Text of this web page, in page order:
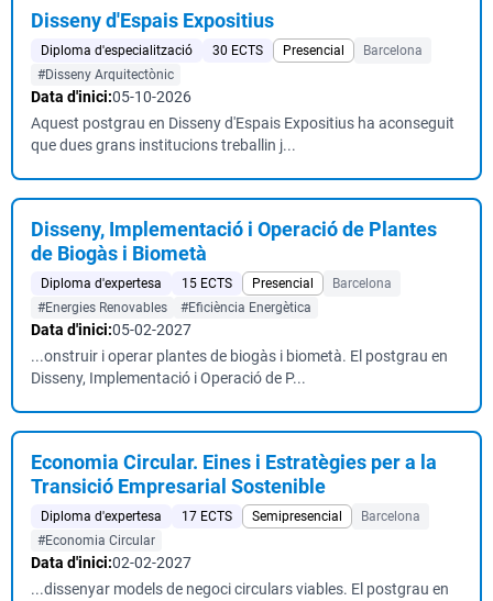
Disseny d'Espais Expositius
Diploma d'especialització 30 ECTS Presencial
Barcelona
#Disseny Arquitectònic
Data d'inici:05-10-2026
Aquest postgrau en Disseny d'Espais Expositius ha aconseguit
que dues grans institucions treballin j...
Disseny, Implementació i Operació de Plantes
de Biogàs i Biometà
Diploma d'expertesa 15 ECTS Presencial
Barcelona
#Energies Renovables
#Eficiència Energètica
Data d'inici:05-02-2027
...onstruir i operar plantes de biogàs i biometà. El postgrau en
Disseny, Implementació i Operació de P...
Economia Circular. Eines i Estratègies per a la
Transició Empresarial Sostenible
Diploma d'expertesa 17 ECTS Semipresencial
Barcelona
#Economia Circular
Data d'inici:02-02-2027
...dissenyar models de negoci circulars viables. El postgrau en